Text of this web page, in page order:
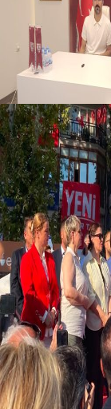
Oğuzbeyi :
geleceğini,
düşündük
Yeni Parti
06 Ağustos 2026
Anasayfa/Gündem
hemşerim!
Akın:
hemşerim!